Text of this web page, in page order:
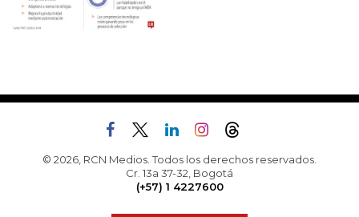
© 2026, RCN Medios. Todos los derechos reservados.
Cr. 13a 37-32, Bogotá
(+57) 1 4227600